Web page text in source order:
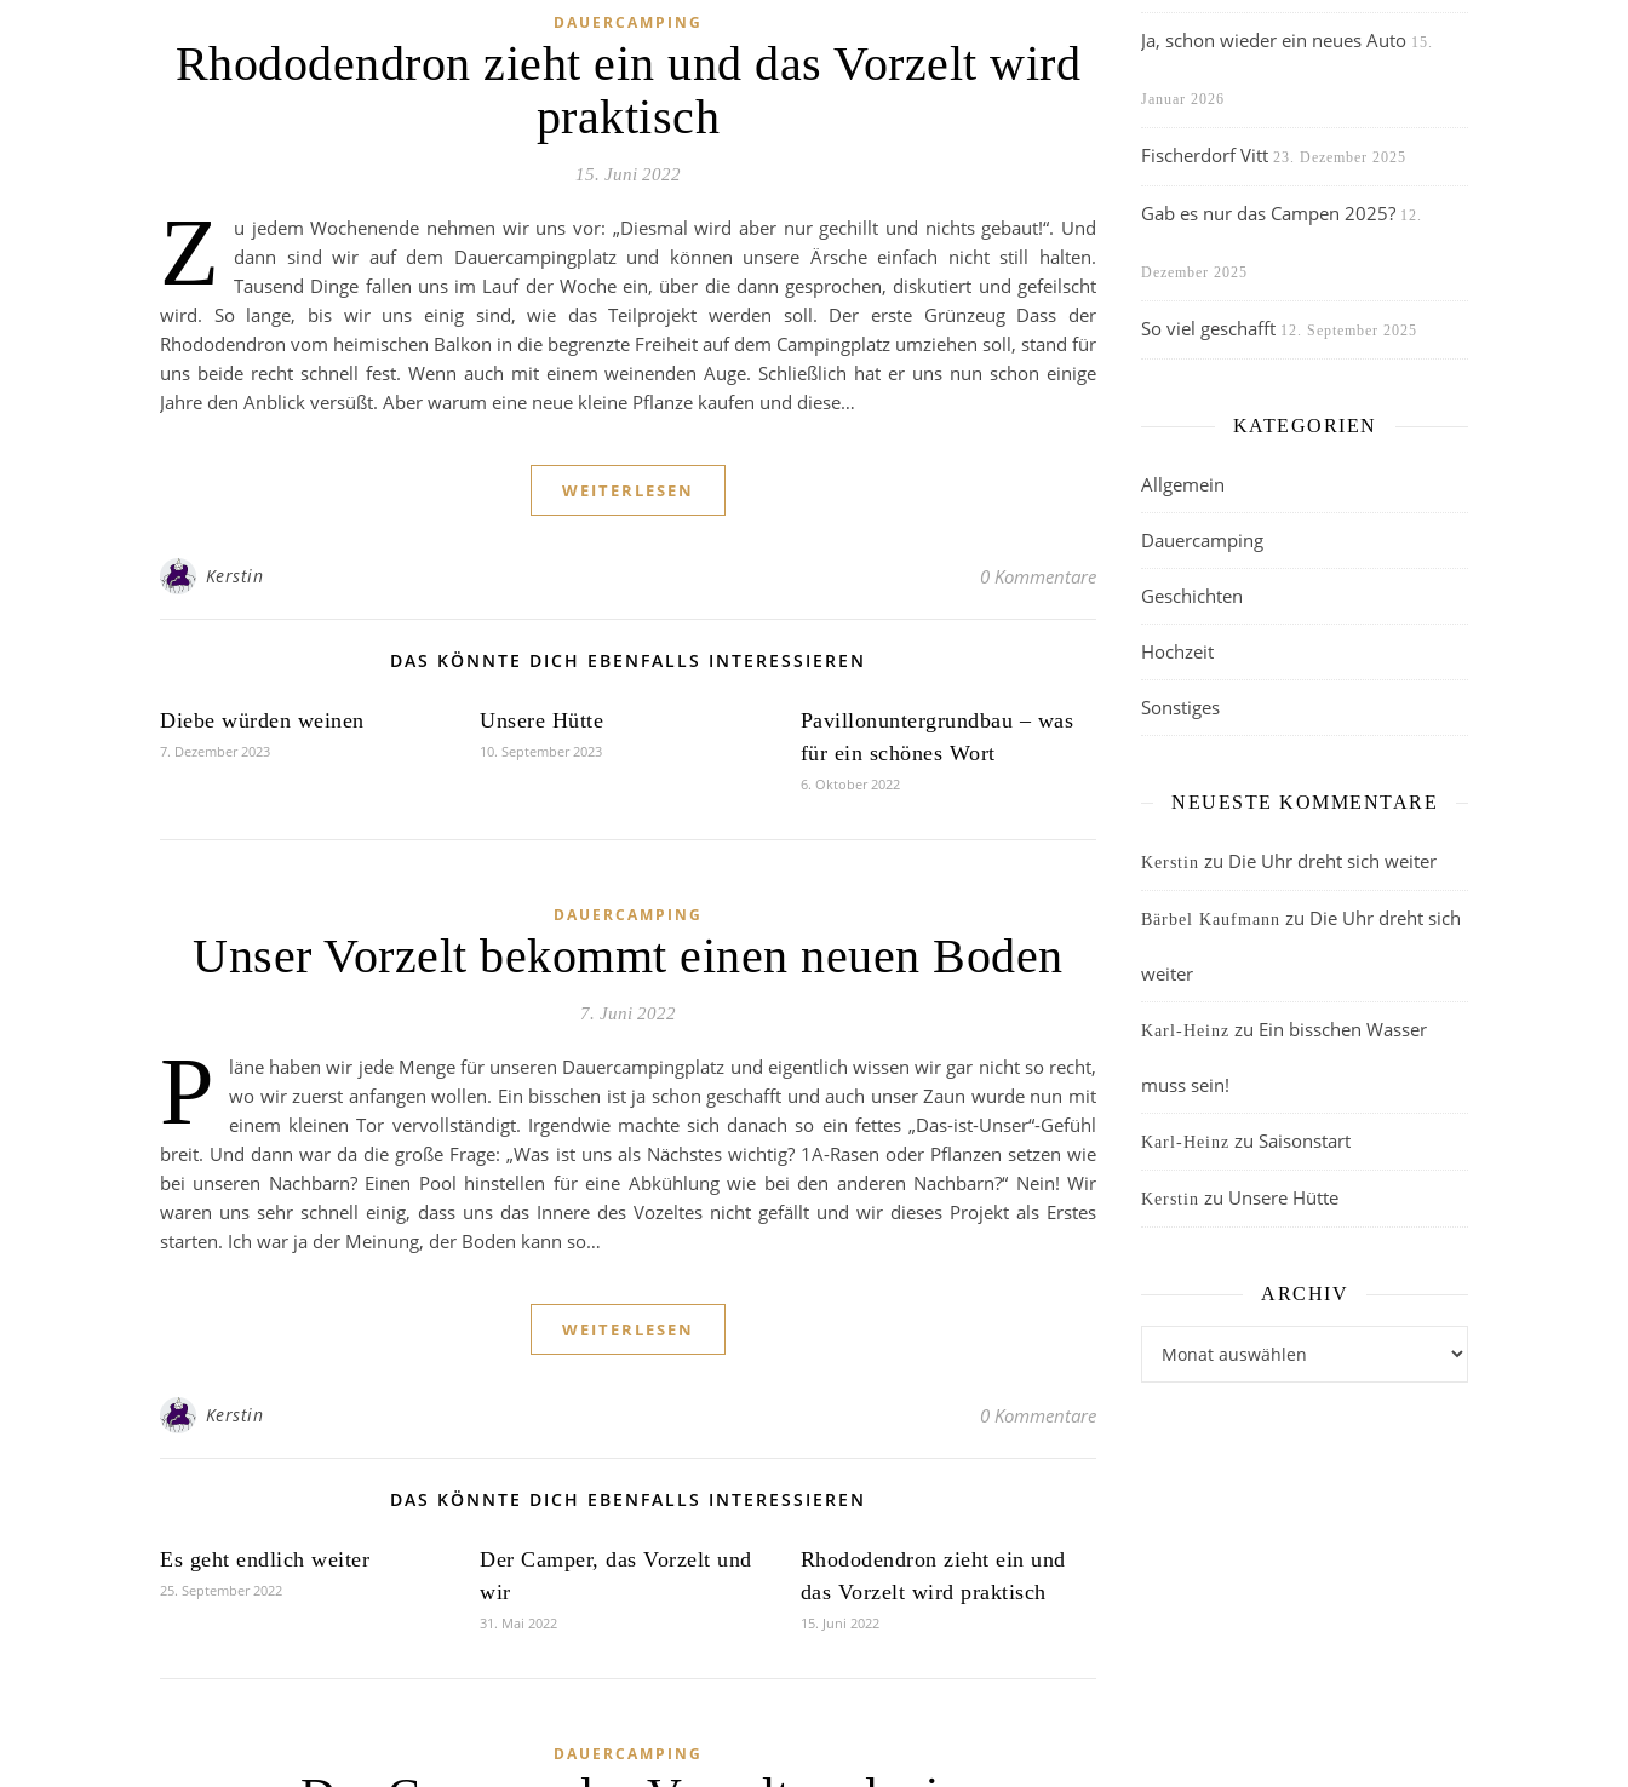
DAUERCAMPING
Rhododendron zieht ein und das Vorzelt wird
praktisch
15. Juni 2022
Z
u jedem Wochenende nehmen wir uns vor: „Diesmal wird aber nur gechillt und nichts gebaut!“. Und
dann sind wir auf dem Dauercampingplatz und können unsere Ärsche einfach nicht still halten.
Tausend Dinge fallen uns im Lauf der Woche ein, über die dann gesprochen, diskutiert und gefeilscht
wird. So lange, bis wir uns einig sind, wie das Teilprojekt werden soll. Der erste Grünzeug Dass der
Rhododendron vom heimischen Balkon in die begrenzte Freiheit auf dem Campingplatz umziehen soll, stand für
uns beide recht schnell fest. Wenn auch mit einem weinenden Auge. Schließlich hat er uns nun schon einige
Jahre den Anblick versüßt. Aber warum eine neue kleine Pflanze kaufen und diese…
WEITERLESEN
Kerstin 0 Kommentare
DAS KÖNNTE DICH EBENFALLS INTERESSIEREN
Diebe würden weinen
7. Dezember 2023
Unsere Hütte
10. September 2023
Pavillonuntergrundbau – was
für ein schönes Wort
6. Oktober 2022
DAUERCAMPING
Unser Vorzelt bekommt einen neuen Boden
7. Juni 2022
P
läne haben wir jede Menge für unseren Dauercampingplatz und eigentlich wissen wir gar nicht so recht,
wo wir zuerst anfangen wollen. Ein bisschen ist ja schon geschafft und auch unser Zaun wurde nun mit
einem kleinen Tor vervollständigt. Irgendwie machte sich danach so ein fettes „Das-ist-Unser“-Gefühl
breit. Und dann war da die große Frage: „Was ist uns als Nächstes wichtig? 1A-Rasen oder Pflanzen setzen wie
bei unseren Nachbarn? Einen Pool hinstellen für eine Abkühlung wie bei den anderen Nachbarn?“ Nein! Wir
waren uns sehr schnell einig, dass uns das Innere des Vozeltes nicht gefällt und wir dieses Projekt als Erstes
starten. Ich war ja der Meinung, der Boden kann so…
WEITERLESEN
Kerstin 0 Kommentare
DAS KÖNNTE DICH EBENFALLS INTERESSIEREN
Es geht endlich weiter
25. September 2022
Der Camper, das Vorzelt und
wir
31. Mai 2022
Rhododendron zieht ein und
das Vorzelt wird praktisch
15. Juni 2022
DAUERCAMPING
Ja, schon wieder ein neues Auto 15.
Januar 2026
Fischerdorf Vitt 23. Dezember 2025
Gab es nur das Campen 2025? 12.
Dezember 2025
So viel geschafft 12. September 2025
KATEGORIEN
Allgemein
Dauercamping
Geschichten
Hochzeit
Sonstiges
NEUESTE KOMMENTARE
Kerstin zu Die Uhr dreht sich weiter
Bärbel Kaufmann zu Die Uhr dreht sich
weiter
Karl-Heinz zu Ein bisschen Wasser
muss sein!
Karl-Heinz zu Saisonstart
Kerstin zu Unsere Hütte
ARCHIV